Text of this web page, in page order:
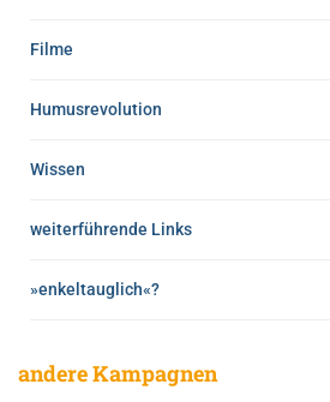
Filme
Humusrevolution
Wissen
weiterführende Links
»enkeltauglich«?
andere Kampagnen